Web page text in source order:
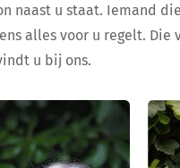
naast u staat. Iemand
alles voor u regelt. Die
u bij ons.